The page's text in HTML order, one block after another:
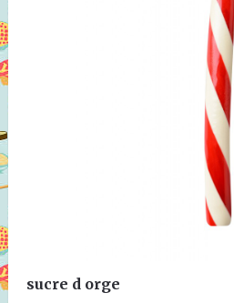
sucre d orge